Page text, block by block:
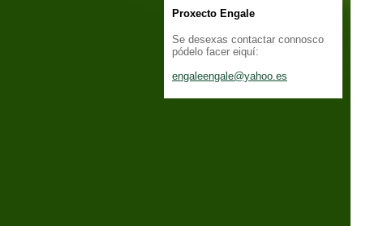
Proxecto Engale
Se desexas contactar connosco
pódelo facer eiquí:
engaleengale@yahoo.es